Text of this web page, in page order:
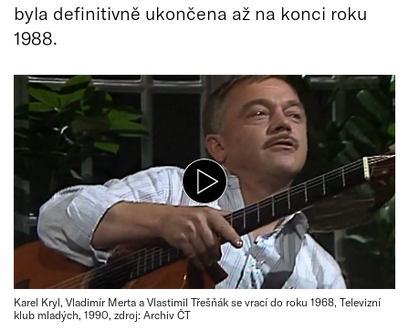
byla definitivně ukončena až na konci roku
1988.
Karel Kryl, Vladimír Merta a Vlastimil Třešňák se vrací do roku 1968, Televizní
klub mladých, 1990, zdroj: Archiv ČT